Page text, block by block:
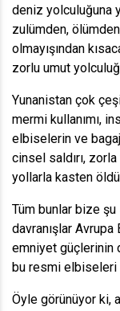
deniz yolculuğuna
zulümden,
olmayışından
zorlu umut
Yunanistan çok
mermi kullanımı,
elbiselerin ve
cinsel saldırı,
yollarla kasten
Tüm bunlar bize şu
davranışlar
emniyet güçlerinin
bu resmi
Öyle görünüyor ki,